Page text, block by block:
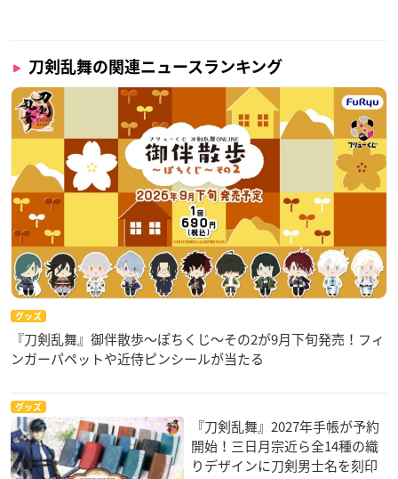
刀剣乱舞の関連ニュースランキング
グッズ
『刀剣乱舞』御伴散歩～ぽちくじ～その2が9月下旬発売！フィ
ンガーパペットや近侍ピンシールが当たる
グッズ
『刀剣乱舞』2027年手帳が予約
開始！三日月宗近ら全14種の織
りデザインに刀剣男士名を刻印